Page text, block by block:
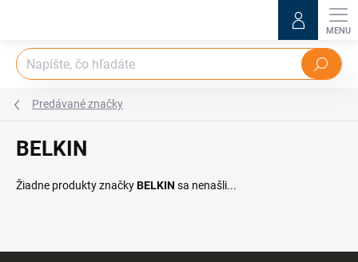
Hľadať
Predávané značky
BELKIN
Žiadne produkty značkyBELKIN sa nenašli...